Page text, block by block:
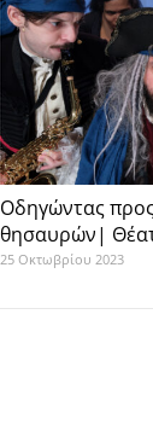
Οδηγώντας
θησαυρών|
25 Οκτωβρίου 2023